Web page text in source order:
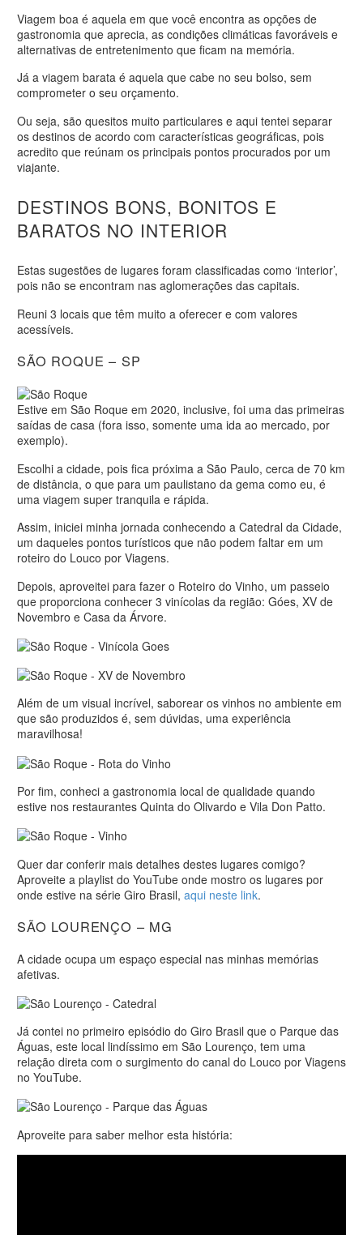
Viagem boa é aquela em que você encontra as opções de
gastronomia que aprecia, as condições climáticas favoráveis e
alternativas de entretenimento que ficam na memória.
Já a viagem barata é aquela que cabe no seu bolso, sem
comprometer o seu orçamento.
Ou seja, são quesitos muito particulares e aqui tentei separar
os destinos de acordo com características geográficas, pois
acredito que reúnam os principais pontos procurados por um
viajante.
DESTINOS BONS, BONITOS E
BARATOS NO INTERIOR
Estas sugestões de lugares foram classificadas como ‘interior’,
pois não se encontram nas aglomerações das capitais.
Reuni 3 locais que têm muito a oferecer e com valores
acessíveis.
SÃO ROQUE – SP
Estive em São Roque em 2020, inclusive, foi uma das primeiras
saídas de casa (fora isso, somente uma ida ao mercado, por
exemplo).
Escolhi a cidade, pois fica próxima a São Paulo, cerca de 70 km
de distância, o que para um paulistano da gema como eu, é
uma viagem super tranquila e rápida.
Assim, iniciei minha jornada conhecendo a Catedral da Cidade,
um daqueles pontos turísticos que não podem faltar em um
roteiro do Louco por Viagens.
Depois, aproveitei para fazer o Roteiro do Vinho, um passeio
que proporciona conhecer 3 vinícolas da região: Góes, XV de
Novembro e Casa da Árvore.
Além de um visual incrível, saborear os vinhos no ambiente em
que são produzidos é, sem dúvidas, uma experiência
maravilhosa!
Por fim, conheci a gastronomia local de qualidade quando
estive nos restaurantes Quinta do Olivardo e Vila Don Patto.
Quer dar conferir mais detalhes destes lugares comigo?
Aproveite a playlist do YouTube onde mostro os lugares por
onde estive na série Giro Brasil, aqui neste link.
SÃO LOURENÇO – MG
A cidade ocupa um espaço especial nas minhas memórias
afetivas.
Já contei no primeiro episódio do Giro Brasil que o Parque das
Águas, este local lindíssimo em São Lourenço, tem uma
relação direta com o surgimento do canal do Louco por Viagens
no YouTube.
Aproveite para saber melhor esta história: